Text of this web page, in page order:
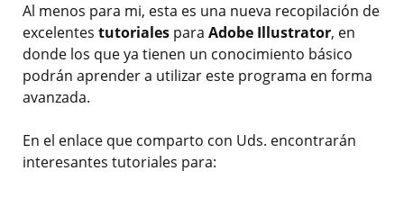
Al menos para mi, esta es una nueva recopilación de
excelentes tutoriales para Adobe Illustrator, en
donde los que ya tienen un conocimiento básico
podrán aprender a utilizar este programa en forma
avanzada.
En el enlace que comparto con Uds. encontrarán
interesantes tutoriales para: